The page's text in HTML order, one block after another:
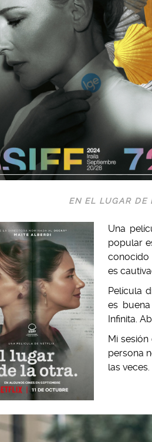
EN EL LUGAR
Una
popular
conocido
es
Película
es
Infinita.
Mi
persona
las